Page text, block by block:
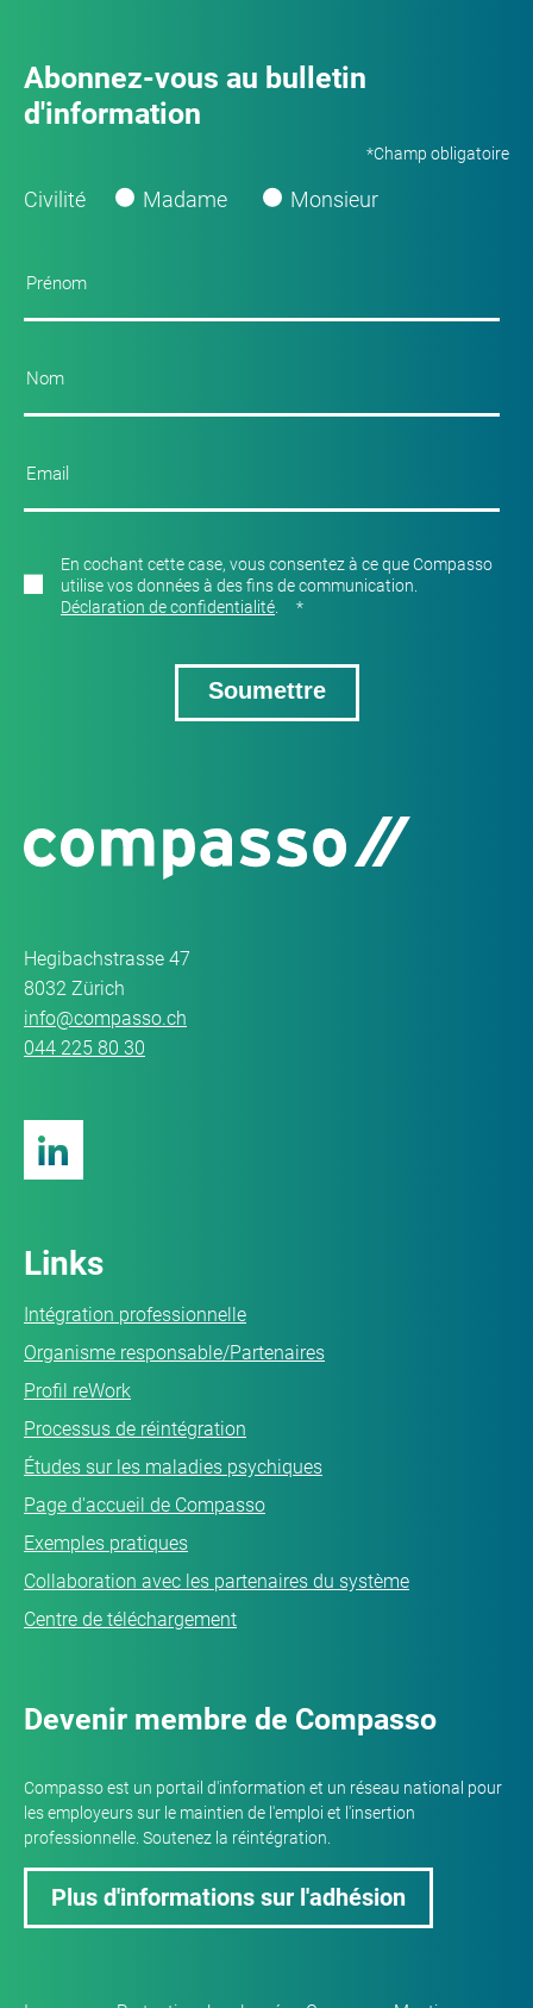
Abonnez-vous au bulletin
d'information
*Champ obligatoire
Civilité Madame Monsieur
En cochant cette case, vous consentez à ce que Compasso
utilise vos données à des fins de communication.
Déclaration de confidentialité
*
Hegibachstrasse 47
8032 Zürich
info@compasso.ch
044 225 80 30
Links
Intégration professionnelle
Organisme responsable/Partenaires
Profil reWork
Processus de réintégration
Études sur les maladies psychiques
Page d'accueil de Compasso
Exemples pratiques
Collaboration avec les partenaires du système
Centre de téléchargement
Devenir membre de Compasso
Compasso est un portail d'information et un réseau national pour
les employeurs sur le maintien de l'emploi et l'insertion
professionnelle. Soutenez la réintégration.
Plus d'informations sur l'adhésion